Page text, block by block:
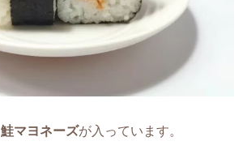
鮭マヨネーズが入っています。